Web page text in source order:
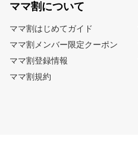
ママ割について
ママ割はじめてガイド
ママ割メンバー限定クーポン
ママ割登録情報
ママ割規約